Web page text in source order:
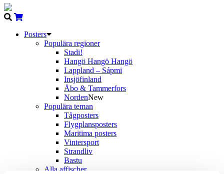
Posters
Populära regioner
Stadi!
Hangö Hangö Hangö
Lappland – Sápmi
Insjöfinland
Åbo & Tammerfors
NordenNew
Populära teman
Tågposters
Flygplansposters
Maritima posters
Vintersport
Strandliv
Bastu
Alla affischer